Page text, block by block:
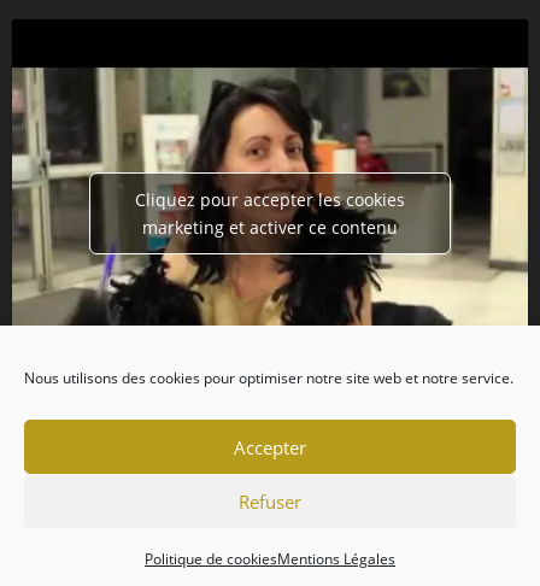
Nous utilisons des cookies pour optimiser notre site web et notre service.
Accepter
Refuser
Politique de cookiesMentions Légales
Cliquez pour accepter les cookies
marketing et activer ce contenu